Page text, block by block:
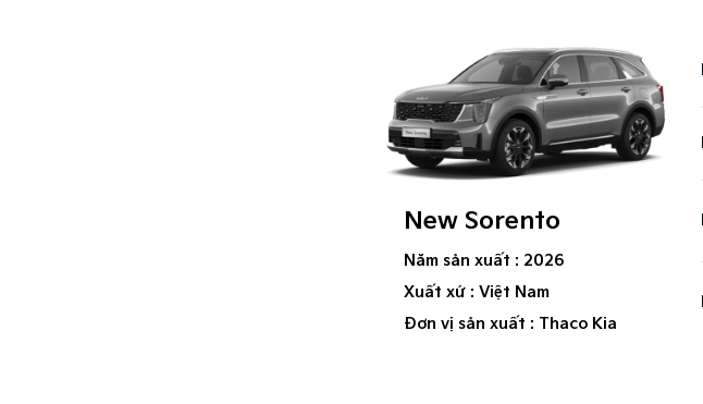
New Sorento
Năm sản xuất : 2026
Xuất xứ : Việt Nam
Đơn vị sản xuất : Thaco Kia